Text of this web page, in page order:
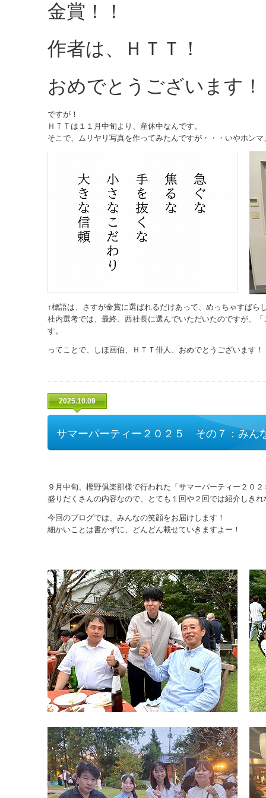
金賞！！
作者は、ＨＴＴ！
おめでとうございます！
ですが！
ＨＴＴは１１月中旬より、産休中なんです。
そこで、ムリヤリ写真を作ってみたんですが・・・いやホン
↑標語は、さすが金賞に選ばれるだけあって、めっちゃすばら
社内選考では、最終、西社長に選んでいただいたのですが、
す。
ってことで、しほ画伯、ＨＴＴ俳人、おめでとうございます！
2025.10.09
サマーパーティー２０２５ その７：みん
９月中旬、樫野俱楽部様で行われた「サマーパーティー２０
盛りだくさんの内容なので、とても１回や２回では紹介しき
今回のブログでは、みんなの笑顔をお届けします！
細かいことは書かずに、どんどん載せていきますよー！